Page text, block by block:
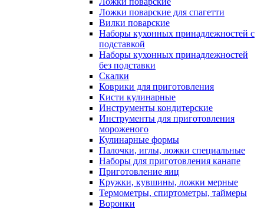
Ложки поварские для спагетти
Вилки поварские
Наборы кухонных принадлежностей с
подставкой
Наборы кухонных принадлежностей
без подставки
Скалки
Коврики для приготовления
Кисти кулинарные
Инструменты кондитерские
Инструменты для приготовления
мороженого
Кулинарные формы
Палочки, иглы, ложки специальные
Наборы для приготовления канапе
Приготовление яиц
Кружки, кувшины, ложки мерные
Термометры, спиртометры, таймеры
Воронки